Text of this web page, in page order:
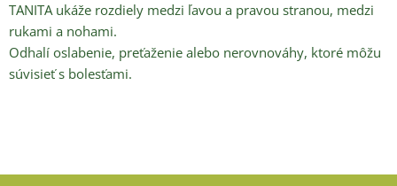
TANITA ukáže rozdiely medzi ľavou a pravou stranou, medzi
rukami a nohami.
Odhalí oslabenie, preťaženie alebo nerovnováhy, ktoré môžu
súvisieť s bolesťami.